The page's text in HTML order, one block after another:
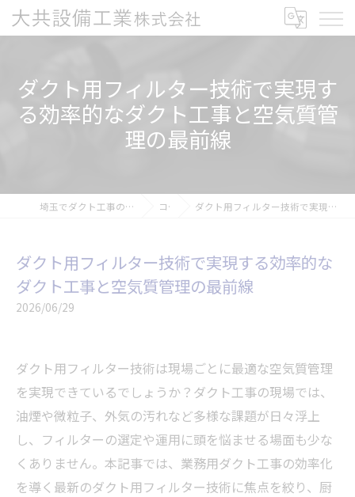
ダクト用フィルター技術で実現す
る効率的なダクト工事と空気質管
理の最前線
埼玉でダクト工事の求人なら大共設備工業株式会社 コラム ダクト用フィルター技術で実現する効率的なダクト工事と空気質管理の最前線
ダクト用フィルター技術で実現する効率的な
ダクト工事と空気質管理の最前線
2026/06/29
ダクト用フィルター技術は現場ごとに最適な空気質管理
を実現できているでしょうか？ダクト工事の現場では、
油煙や微粒子、外気の汚れなど多様な課題が日々浮上
し、フィルターの選定や運用に頭を悩ませる場面も少な
くありません。本記事では、業務用ダクト工事の効率化
を導く最新のダクト用フィルター技術に焦点を絞り、厨